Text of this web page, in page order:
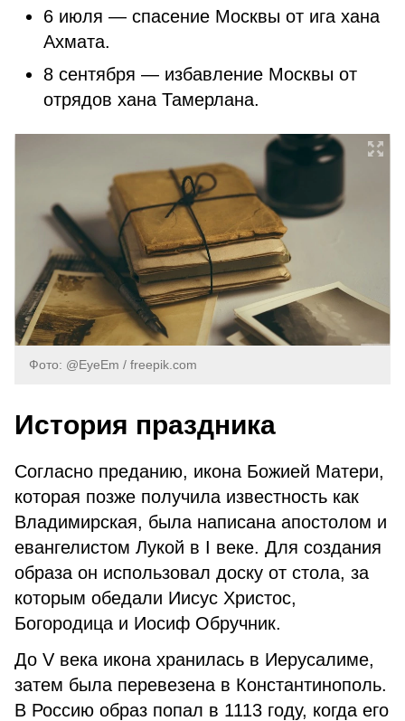
6 июля — спасение Москвы от ига хана
Ахмата.
8 сентября — избавление Москвы от
отрядов хана Тамерлана.
Фото: @EyeEm / freepik.com
История праздника
Согласно преданию, икона Божией Матери,
которая позже получила известность как
Владимирская, была написана апостолом и
евангелистом Лукой в I веке. Для создания
образа он использовал доску от стола, за
которым обедали Иисус Христос,
Богородица и Иосиф Обручник.
До V века икона хранилась в Иерусалиме,
затем была перевезена в Константинополь.
В Россию образ попал в 1113 году, когда его